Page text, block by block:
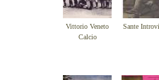
Vittorio Veneto
Calcio
Sante